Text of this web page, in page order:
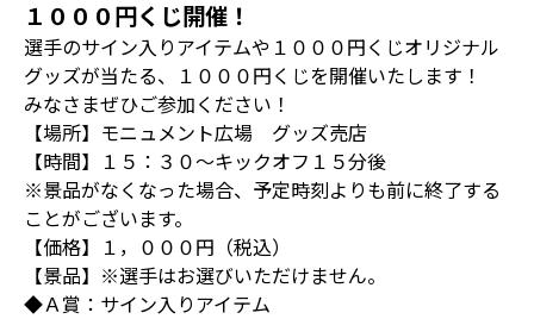
１０００円くじ開催！
選手のサイン入りアイテムや１０００円くじオリジナル
グッズが当たる、１０００円くじを開催いたします！
みなさまぜひご参加ください！
【場所】モニュメント広場 グッズ売店
【時間】１５：３０～キックオフ１５分後
※景品がなくなった場合、予定時刻よりも前に終了する
ことがございます。
【価格】１，０００円（税込）
【景品】※選手はお選びいただけません。
◆Ａ賞：サイン入りアイテム